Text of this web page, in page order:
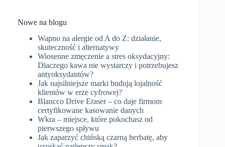
Nowe na blogu
Wapno na alergie od A do Z: działanie,
skuteczność i alternatywy
Wiosenne zmęczenie a stres oksydacyjny:
Dlaczego kawa nie wystarczy i potrzebujesz
antyoksydantów?
Jak najsilniejsze marki budują lojalność
klientów w erze cyfrowej?
Blancco Drive Eraser – co daje firmom
certyfikowane kasowanie danych
Wkra – miejsce, które pokochasz od
pierwszego spływu
Jak zaparzyć chińską czarną herbatę, aby